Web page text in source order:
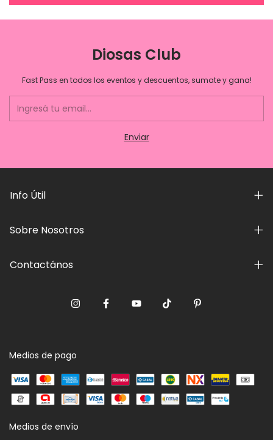
Diosas Club
Fast Pass en todos los eventos y descuentos, sumate y gana!
Info Útil
Sobre Nosotros
Contactános
Medios de pago
Medios de envío